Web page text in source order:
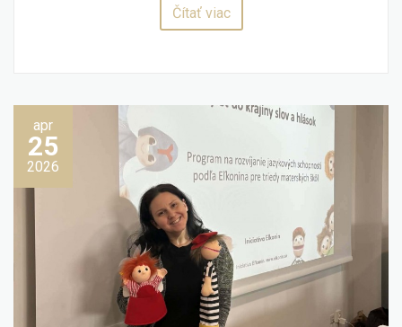
Čítať viac
apr
25
2026